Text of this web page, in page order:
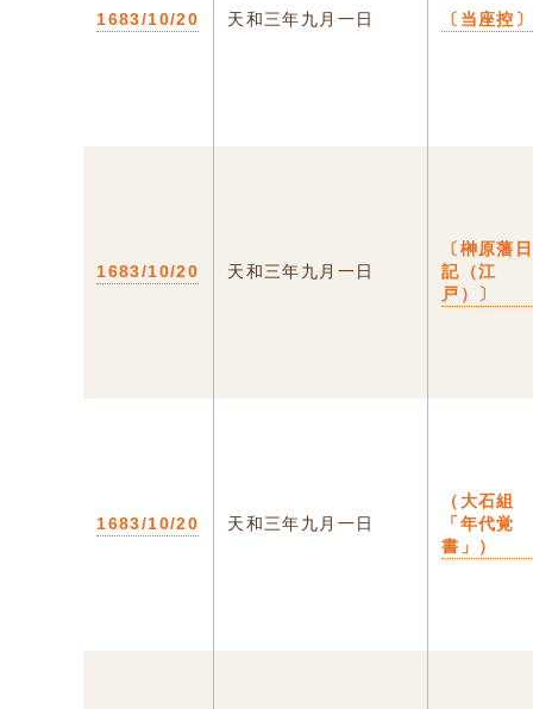
1683/10/20 天和三年九月一日 〔当座控〕
1683/10/20 天和三年九月一日
〔榊原藩日
記（江
戸）〕
1683/10/20 天和三年九月一日
（大石組
「年代覚
書」）